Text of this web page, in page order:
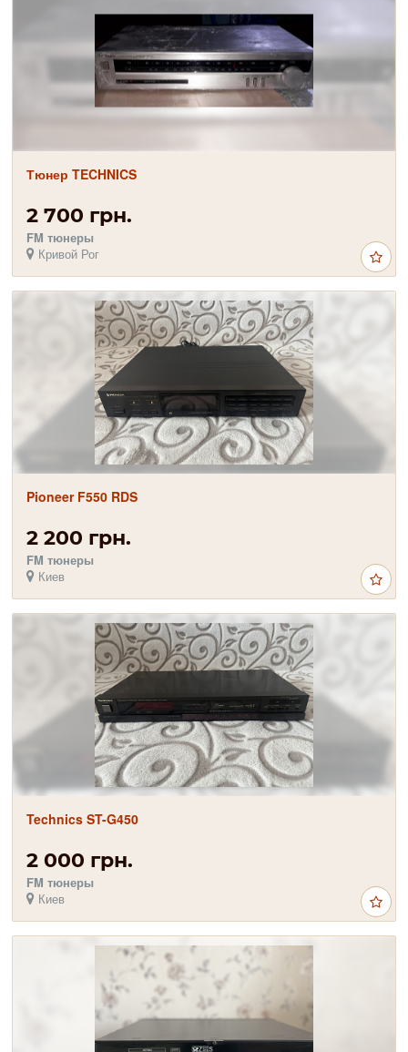
Тюнер TECHNICS
2 700 грн.
FM тюнеры
Кривой Рог
Pioneer F550 RDS
2 200 грн.
FM тюнеры
Киев
Technics ST-G450
2 000 грн.
FM тюнеры
Киев